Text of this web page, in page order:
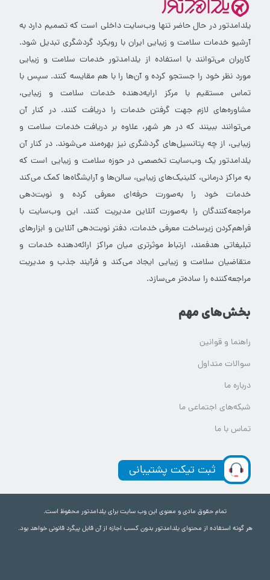
یلدامدتور در حال حاضر تنها وب‌سایت داخلی است که تصمیم دارد به
آرشیو خدمات سلامت و زیبایی ایران با رویکرد گردشگری تبدیل شود.
کاربران می‌توانند با استفاده از یلدامدتور خدمات سلامت و زیبایی
مورد نظر خود را جستجو کرده و آن‌ها را با هم مقایسه کنند. سپس با
تماس مستقیم با مرکز ارایه‌دهنده خدمات سلامت و زیبایی،
مشاوره‌های لازم جهت گرفتن خدمات را دریافت کنند. در کنار آن
می‌توانند ببینند که در هر شهر، علاوه بر دریافت خدمات سلامت و
زیبایی، از چه پتانسیل‌های گردشگری نیز بهره‌مند می‌شوند. در کنار آن
یلدامدتور یک وب‌سایت تخصصی در حوزه سلامت و زیبایی است که
به مراکز درمانی، کلینیک‌های زیبایی، سالن‌ها و آرایشگاه‌ها کمک می‌کند
خدمات خود را به‌صورت حرفه‌ای معرفی کرده و نوبت‌دهی
مراجعه‌کنندگان را به‌صورت آنلاین مدیریت کنند. این وب‌سایت با
فراهم‌کردن زیرساخت معرفی خدمات، دفتر نوبت‌دهی آنلاین و ابزارهای
تبلیغاتی هدفمند، ارتباط موثرتری میان مراکز ارائه‌دهنده خدمات و
متقاضیان سلامت و زیبایی ایجاد می‌کند و فرآیند جذب و مدیریت
مراجعه‌کننده را ساده‌تر می‌سازد.
بخش‌های مهم
راهنما و قوانین
سوالات متداول
درباره ما
شبکه‌های اجتماعی ما
تماس با ما
ثبت تیکت پشتیبانی
تمام حقوق مادی و معنوی این وب سایت برای یلدامدتور محفوظ است.
هر گونه استفاده از محتوای یلدامدتور بدون کسب اجازه از آن قابل پیگرد قانونی خواهد بود.